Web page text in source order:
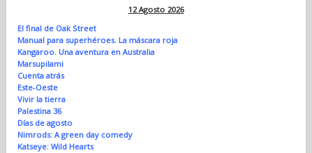
12 Agosto 2026
El final de Oak Street
Manual para superhéroes. La máscara roja
Kangaroo. Una aventura en Australia
Marsupilami
Cuenta atrás
Este-Oeste
Vivir la tierra
Palestina 36
Días de agosto
Nimrods: A green day comedy
Katseye: Wild Hearts